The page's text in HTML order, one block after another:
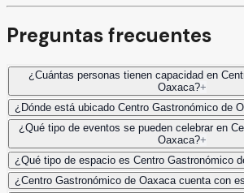
Preguntas frecuentes
¿Cuántas personas tienen capacidad en
Oaxaca?+
¿Dónde está ubicado Centro Gastronómico de
¿Qué tipo de eventos se pueden celebrar en
Oaxaca?+
¿Qué tipo de espacio es Centro Gastronómico
¿Centro Gastronómico de Oaxaca cuenta con